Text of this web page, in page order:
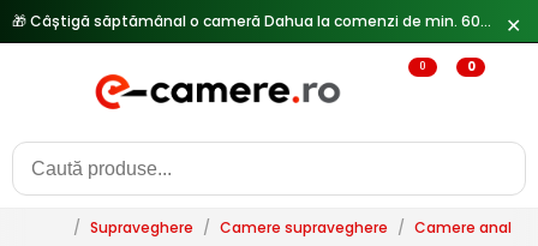
✕
0 0
/ Supraveghere / Camere supraveghere / Camere